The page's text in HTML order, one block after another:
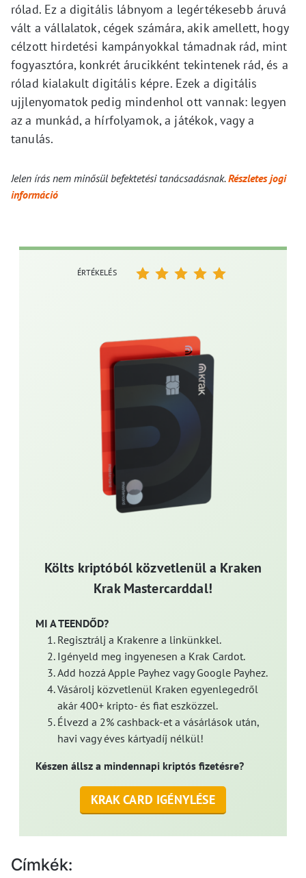
rólad. Ez a digitális lábnyom a legértékesebb áruvá
vált a vállalatok, cégek számára, akik amellett, hogy
célzott hirdetési kampányokkal támadnak rád, mint
fogyasztóra, konkrét árucikként tekintenek rád, és a
rólad kialakult digitális képre. Ezek a digitális
ujjlenyomatok pedig mindenhol ott vannak: legyen
az a munkád, a hírfolyamok, a játékok, vagy a
tanulás.
Jelen írás nem minősül befektetési tanácsadásnak.Részletes jogi
információ
Költs kriptóból közvetlenül a Kraken
Krak Mastercarddal!
MI A TEENDŐD?
Regisztrálj a Krakenre a linkünkkel.
Igényeld meg ingyenesen a Krak Cardot.
Add hozzá Apple Payhez vagy Google Payhez.
Vásárolj közvetlenül Kraken egyenlegedről
akár 400+ kripto- és fiat eszközzel.
Élvezd a 2% cashback-et a vásárlások után,
havi vagy éves kártyadíj nélkül!
Készen állsz a mindennapi kriptós fizetésre?
KRAK CARD IGÉNYLÉSE
ÉRTÉKELÉS
Címkék: